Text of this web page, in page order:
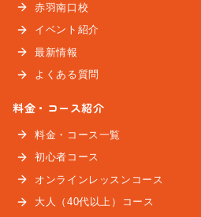
赤羽南口校
イベント紹介
最新情報
よくある質問
料金・コース紹介
料金・コース一覧
初心者コース
オンラインレッスンコース
大人（40代以上）コース